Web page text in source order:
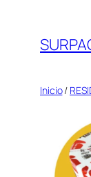
contenido
Inicio/